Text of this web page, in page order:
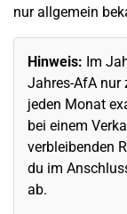
nur allgemein
Hinweis: Im
Jahres-AfA nur
jeden Monat
bei einem
verbleibenden
du im
ab.